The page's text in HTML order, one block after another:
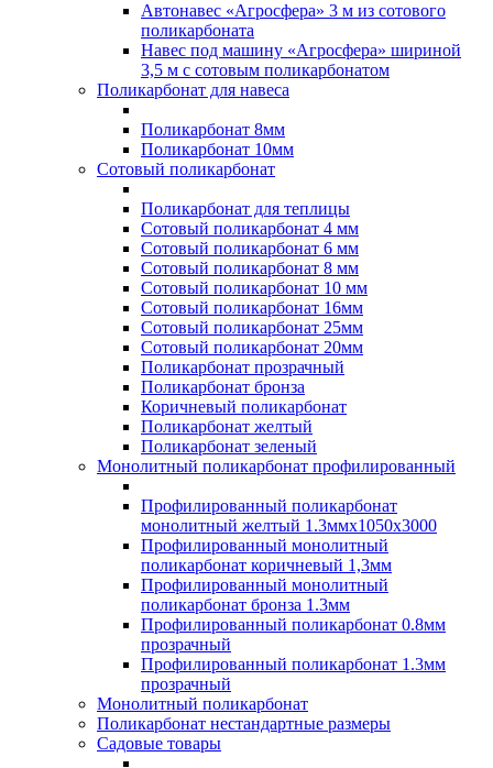
Автонавес «Агросфера» 3 м из сотового
поликарбоната
Навес под машину «Агросфера» шириной
3,5 м с сотовым поликарбонатом
Поликарбонат для навеса
Поликарбонат 8мм
Поликарбонат 10мм
Сотовый поликарбонат
Поликарбонат для теплицы
Сотовый поликарбонат 4 мм
Сотовый поликарбонат 6 мм
Сотовый поликарбонат 8 мм
Сотовый поликарбонат 10 мм
Сотовый поликарбонат 16мм
Сотовый поликарбонат 25мм
Сотовый поликарбонат 20мм
Поликарбонат прозрачный
Поликарбонат бронза
Коричневый поликарбонат
Поликарбонат желтый
Поликарбонат зеленый
Монолитный поликарбонат профилированный
Профилированный поликарбонат
монолитный желтый 1.3ммх1050х3000
Профилированный монолитный
поликарбонат коричневый 1,3мм
Профилированный монолитный
поликарбонат бронза 1.3мм
Профилированный поликарбонат 0.8мм
прозрачный
Профилированный поликарбонат 1.3мм
прозрачный
Монолитный поликарбонат
Поликарбонат нестандартные размеры
Садовые товары